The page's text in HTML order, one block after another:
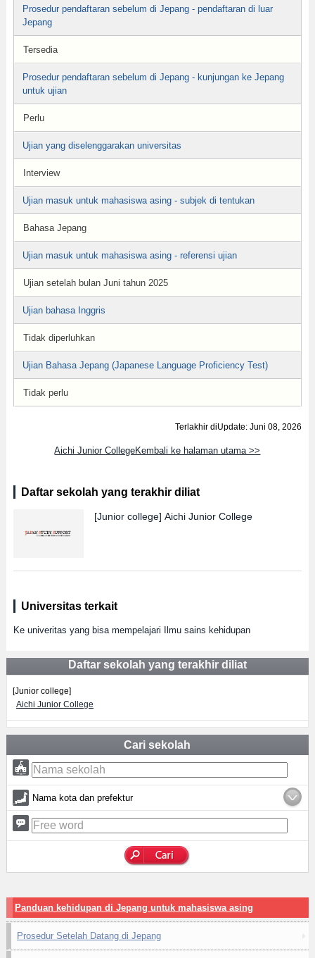
Prosedur pendaftaran sebelum di Jepang - pendaftaran di luar
Jepang
Tersedia
Prosedur pendaftaran sebelum di Jepang - kunjungan ke Jepang
untuk ujian
Perlu
Ujian yang diselenggarakan universitas
Interview
Ujian masuk untuk mahasiswa asing - subjek di tentukan
Bahasa Jepang
Ujian masuk untuk mahasiswa asing - referensi ujian
Ujian setelah bulan Juni tahun 2025
Ujian bahasa Inggris
Tidak diperluhkan
Ujian Bahasa Jepang (Japanese Language Proficiency Test)
Tidak perlu
Terlakhir diUpdate: Juni 08, 2026
Aichi Junior CollegeKembali ke halaman utama >>
Daftar sekolah yang terakhir diliat
[Junior college] Aichi Junior College
Universitas terkait
Ke univeritas yang bisa mempelajari Ilmu sains kehidupan
Daftar sekolah yang terakhir diliat
[Junior college]
Aichi Junior College
Cari sekolah
Nama kota dan prefektur
Panduan kehidupan di Jepang untuk mahasiswa asing
Prosedur Setelah Datang di Jepang